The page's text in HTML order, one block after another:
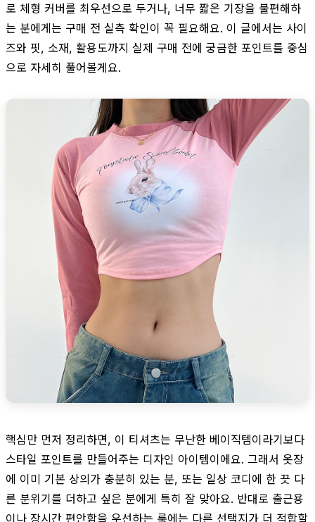
로 체형 커버를 최우선으로 두거나, 너무 짧은 기장을 불편해하
는 분에게는 구매 전 실측 확인이 꼭 필요해요. 이 글에서는 사이
즈와 핏, 소재, 활용도까지 실제 구매 전에 궁금한 포인트를 중심
으로 자세히 풀어볼게요.
핵심만 먼저 정리하면, 이 티셔츠는 무난한 베이직템이라기보다
스타일 포인트를 만들어주는 디자인 아이템이에요. 그래서 옷장
에 이미 기본 상의가 충분히 있는 분, 또는 일상 코디에 한 끗 다
른 분위기를 더하고 싶은 분에게 특히 잘 맞아요. 반대로 출근용
이나 장시간 편안함을 우선하는 룩에는 다른 선택지가 더 적합할